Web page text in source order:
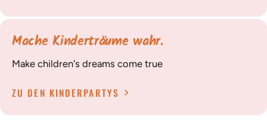
Mache Kinderträume wahr.
Make children's dreams come true
ZU DEN KINDERPARTYS